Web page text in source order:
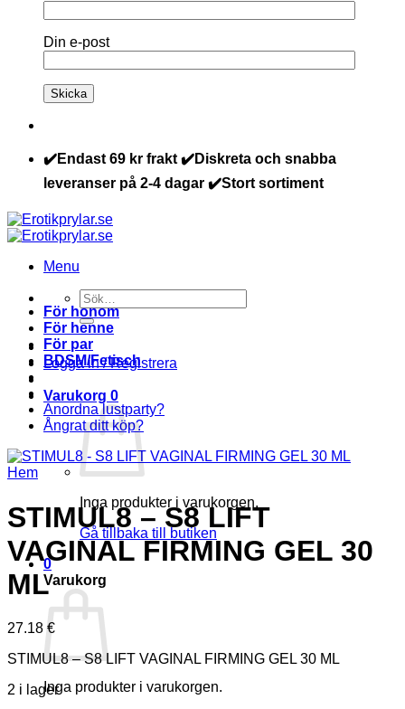
Din e-post
✔️Endast 69 kr frakt ✔️Diskreta och snabba
leveranser på 2-4 dagar ✔️Stort sortiment
Menu
Sök
efter:
Logga in / Registrera
Varukorg 0
Inga produkter i varukorgen.
Gå tillbaka till butiken
0
Varukorg
Inga produkter i varukorgen.
För honom
För henne
För par
BDSM/Fetisch
Anordna lustparty?
Ångrat ditt köp?
Hem
STIMUL8 – S8 LIFT
VAGINAL FIRMING GEL 30
ML
27.18 €
STIMUL8 – S8 LIFT VAGINAL FIRMING GEL 30 ML
2 i lager